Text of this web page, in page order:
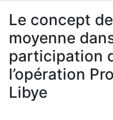
À propos
Le concept
moyenne
participation
l’opération
Libye